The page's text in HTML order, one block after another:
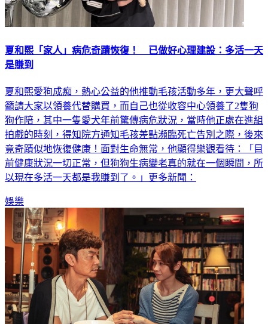
夏和熙「家人」病危奇蹟恢復！ 已做好心理建設：多活一天
是賺到
夏和熙愛狗成痴，熱心公益的他推動毛孩活動多年，更大聲呼
籲請大家以領養代替購買，而自己也從收容中心領養了2隻狗
狗作陪，其中一隻愛犬年前驚傳病危狀況，當時他正處在進組
拍戲的時刻，得知院方通知毛孩差點瀕臨死亡告別之際，後來
竟奇蹟似地恢復健康！面對生命無常，他顯得樂觀看待：「目
前健康狀況一切正常，但狗狗生病變老真的就在一個瞬間，所
以現在多活一天都是我賺到了。」更多新聞：
娛樂